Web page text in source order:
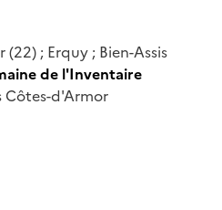
; Erquy ; Bien-Assis
de l'Inventaire
Côtes-d'Armor